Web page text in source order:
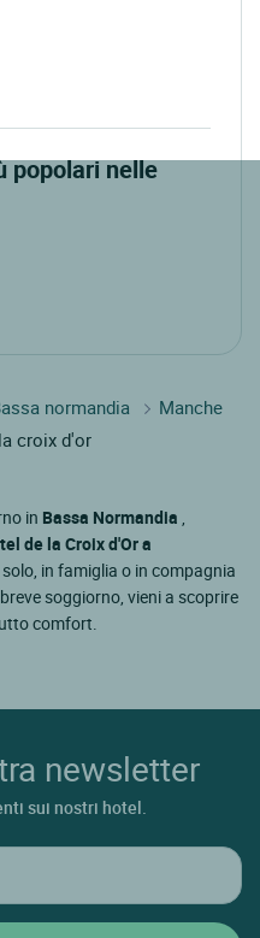
popolari nelle
normandia
Manche
croix d'or
in Bassa Normandia ,
de la Croix d'Or a
in famiglia o in compagnia
soggiorno, vieni a scoprire
comfort.
newsletter
sui nostri hotel.